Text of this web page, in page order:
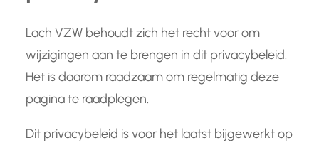
Lach VZW behoudt zich het recht voor om
wijzigingen aan te brengen in dit privacybeleid.
Het is daarom raadzaam om regelmatig deze
pagina te raadplegen.
Dit privacybeleid is voor het laatst bijgewerkt op